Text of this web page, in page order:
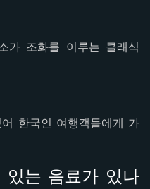
가 조화를 이루는 클래식
한국인 여행객들에게 가
는 음료가 있나